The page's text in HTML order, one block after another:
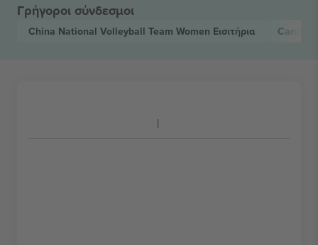
Γρήγοροι σύνδεσμοι
China National Volleyball Team Women Εισιτήρια Canada